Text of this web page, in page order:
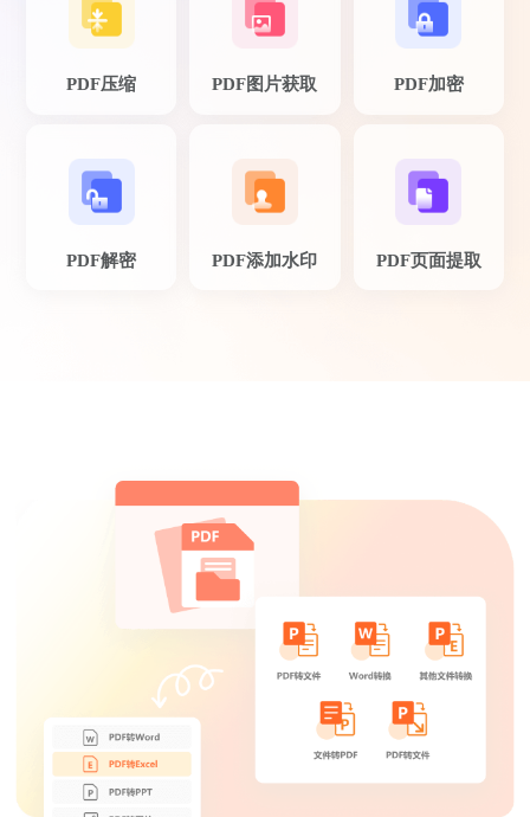
PDF压缩 PDF图片获取 PDF加密
PDF解密 PDF添加水印 PDF页面提取
个人觉得这款PDF转换器操作简单，非常适
迟迟语0_o
平时备课经常会用到知网caj格式的期刊读
物，同事推荐了这个软件，把caj转成word用
起来很方便